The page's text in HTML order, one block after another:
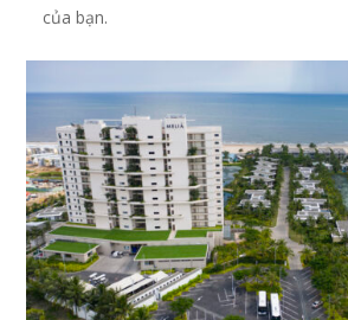
của bạn.